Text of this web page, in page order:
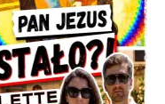
o biskupie sakry